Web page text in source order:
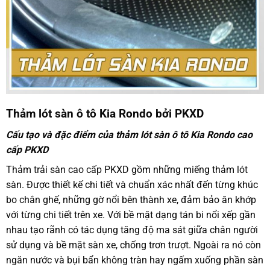
Thảm lót sàn ô tô Kia Rondo bởi PKXD
Cấu tạo và đặc điểm của thảm lót sàn ô tô Kia Rondo cao
cấp PKXD
Thảm trải sàn cao cấpPKXD gồm những miếng thảm lót
sàn. Được thiết kế chi tiết và chuẩn xác nhất đến từng khúc
bo chân ghế, những gờ nổi bên thành xe, đảm bảo ăn khớp
với từng chi tiết trên xe. Với bề mặt dạng tán bi nổi xếp gần
nhau tạo rãnh có tác dụng tăng độ ma sát giữa chân người
sử dụng và bề mặt sàn xe, chống trơn trượt. Ngoài ra nó còn
ngăn nước và bụi bẩn không tràn hay ngấm xuống phần sàn